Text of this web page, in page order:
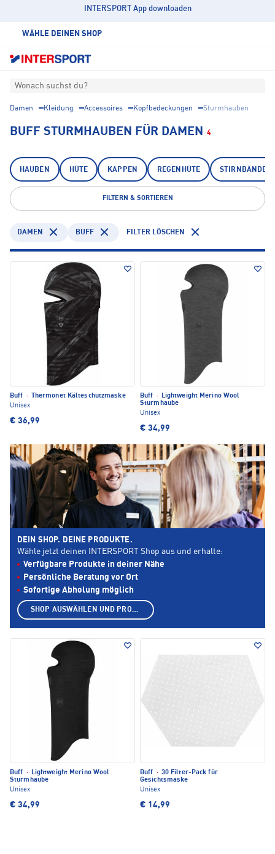
INTERSPORT App downloaden
WÄHLE DEINEN SHOP
Wonach suchst du?
Damen Kleidung Accessoires Kopfbedeckungen Sturmhauben
BUFF STURMHAUBEN FÜR DAMEN 4
HAUBEN HÜTE KAPPEN REGENHÜTE STIRNBÄNDER
FILTERN & SORTIEREN
DAMEN BUFF FILTER LÖSCHEN
Buff ·
Thermonet Kälteschutzmaske
Unisex
€ 36,99
Buff ·
Lightweight Merino Wool
Sturmhaube
Unisex
€ 34,99
Buff · Lightweight Merino Wool
Sturmhaube
Unisex
€ 34,99
Buff · 30 Filter-Pack für
Gesichtsmaske
Unisex
€ 14,99
DEIN SHOP. DEINE PRODUKTE.
Wähle jetzt deinen INTERSPORT Shop aus und erhalte:
Verfügbare Produkte in deiner Nähe
Persönliche Beratung vor Ort
Sofortige Abholung möglich
SHOP AUSWÄHLEN UND PRODUKTE ANZEIGEN